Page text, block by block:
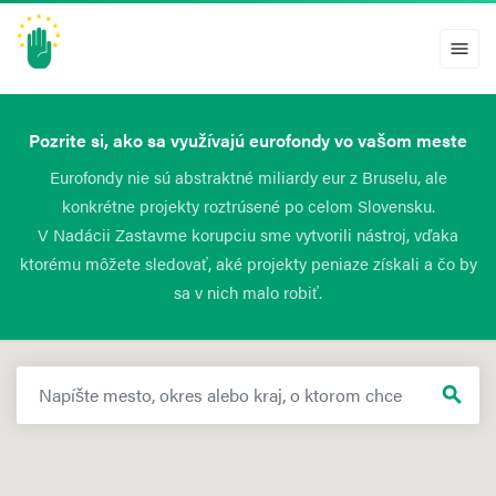
menu
Pozrite si, ako sa využívajú eurofondy vo vašom meste
Eurofondy nie sú abstraktné miliardy eur z Bruselu, ale
konkrétne projekty roztrúsené po celom Slovensku.
V Nadácii Zastavme korupciu sme vytvorili nástroj, vďaka
ktorému môžete sledovať, aké projekty peniaze získali a čo by
sa v nich malo robiť.
search